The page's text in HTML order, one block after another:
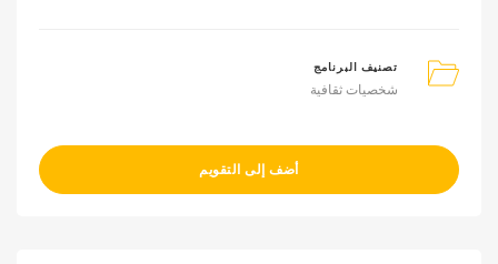
تصنيف البرنامج
شخصيات ثقافية
أضف إلى التقويم